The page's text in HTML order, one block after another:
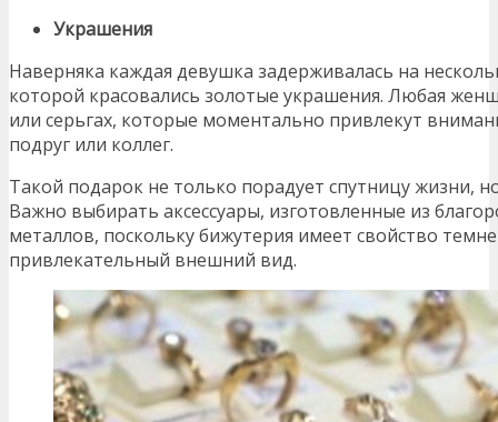
Украшения
Наверняка каждая девушка задерживалась на
которой красовались золотые украшения. Любая
или серьгах, которые моментально привлекут
подруг или коллег.
Такой подарок не только порадует спутницу жизни,
Важно выбирать аксессуары, изготовленные из
металлов, поскольку бижутерия имеет свойство
привлекательный внешний вид.